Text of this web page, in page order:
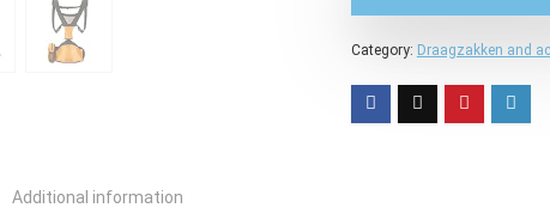
Category: Draagzakken and
Additional information